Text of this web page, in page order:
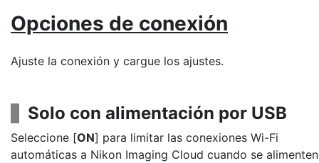
Opciones de conexión
Ajuste la conexión y cargue los ajustes.
Solo con alimentación por USB
Seleccione [ON] para limitar las conexiones Wi-Fi
automáticas a Nikon Imaging Cloud cuando se alimenten